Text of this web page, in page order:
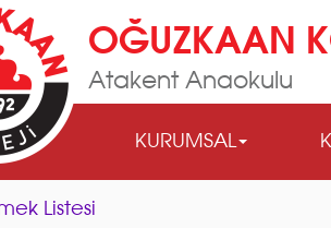
OĞUZKAAN
Atakent Anaokulu
KURUMSAL
Listesi